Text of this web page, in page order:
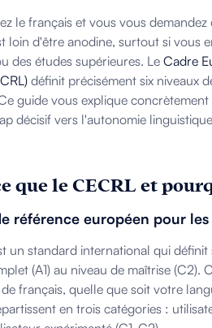
le français et vous vous
loin d'être anodine, surtout si vous
des études supérieures. Le Cadre
définit précisément six niveaux
guide vous explique
décisif vers l'autonomie
que le CECRL et
référence européen pour
un standard international qui
(A1) au niveau de maîtrise
français, quelle que soit votre
en trois catégories :